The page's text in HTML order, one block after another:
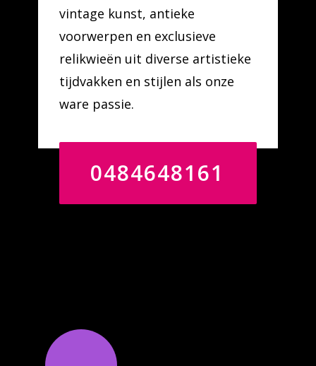
vintage kunst, antieke
voorwerpen en exclusieve
relikwieën uit diverse artistieke
tijdvakken en stijlen als onze
ware passie.
0484648161